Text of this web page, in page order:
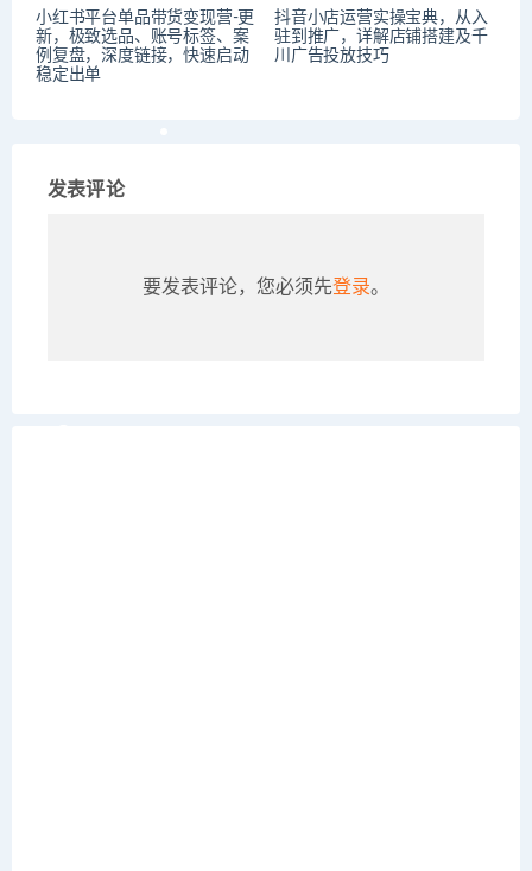
小红书平台单品带货变现营-更
新，极致选品、账号标签、案
例复盘，深度链接，快速启动
稳定出单
抖音小店运营实操宝典，从入
驻到推广，详解店铺搭建及千
川广告投放技巧
发表评论
要发表评论，您必须先登录。